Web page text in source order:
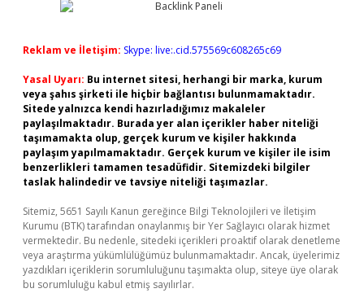
Reklam ve İletişim: Skype: live:.cid.575569c608265c69
Yasal Uyarı: Bu internet sitesi, herhangi bir marka, kurum
veya şahıs şirketi ile hiçbir bağlantısı bulunmamaktadır.
Sitede yalnızca kendi hazırladığımız makaleler
paylaşılmaktadır. Burada yer alan içerikler haber niteliği
taşımamakta olup, gerçek kurum ve kişiler hakkında
paylaşım yapılmamaktadır. Gerçek kurum ve kişiler ile isim
benzerlikleri tamamen tesadüfidir. Sitemizdeki bilgiler
taslak halindedir ve tavsiye niteliği taşımazlar.
Sitemiz, 5651 Sayılı Kanun gereğince Bilgi Teknolojileri ve İletişim
Kurumu (BTK) tarafından onaylanmış bir Yer Sağlayıcı olarak hizmet
vermektedir. Bu nedenle, sitedeki içerikleri proaktif olarak denetleme
veya araştırma yükümlülüğümüz bulunmamaktadır. Ancak, üyelerimiz
yazdıkları içeriklerin sorumluluğunu taşımakta olup, siteye üye olarak
bu sorumluluğu kabul etmiş sayılırlar.